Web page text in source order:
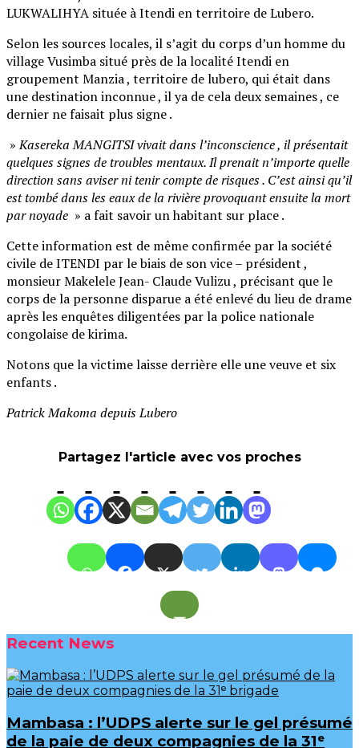
LUKWALIHYA située à Itendi en territoire de Lubero.
Selon les sources locales, il s’agit du corps d’un homme du
village Vusimba situé près de la localité Itendi en
groupement Manzia , territoire de lubero, qui était dans
une destination inconnue , il ya de cela deux semaines , ce
dernier ne faisait plus signe .
»Kasereka MANGITSI vivait dans l’inconscience , il présentait
quelques signes de troubles mentaux. Il prenait n’importe quelle
direction sans aviser ni tenir compte de risques . C’est ainsi qu’il
est tombé dans les eaux de la rivière provoquant ensuite la mort
par noyade » a fait savoir un habitant sur place .
Cette information est de même confirmée par la société
civile de ITENDI par le biais de son vice – président ,
monsieur Makelele Jean- Claude Vulizu , précisant que le
corps de la personne disparue a été enlevé du lieu de drame
après les enquêtes diligentées par la police nationale
congolaise de kirima.
Notons que la victime laisse derrière elle une veuve et six
enfants .
Patrick Makoma depuis Lubero
Partagez l'article avec vos proches
Recent News
Mambasa : l’UDPS alerte sur le gel présumé
de la paie de deux compagnies de la 31ᵉ